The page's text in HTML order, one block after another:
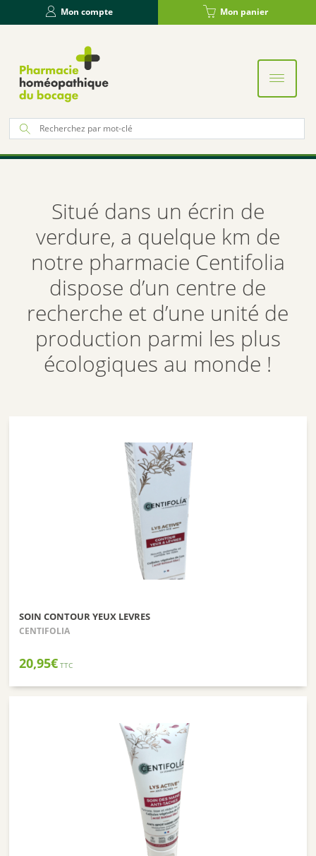
Mon compte Mon panier
:
Situé dans un écrin de
verdure, a quelque km de
notre pharmacie Centifolia
dispose d’un centre de
recherche et d’une unité de
production parmi les plus
écologiques au monde !
SOIN CONTOUR YEUX LEVRES
CENTIFOLIA
20,95€ TTC
Panneau de gestion des cookies